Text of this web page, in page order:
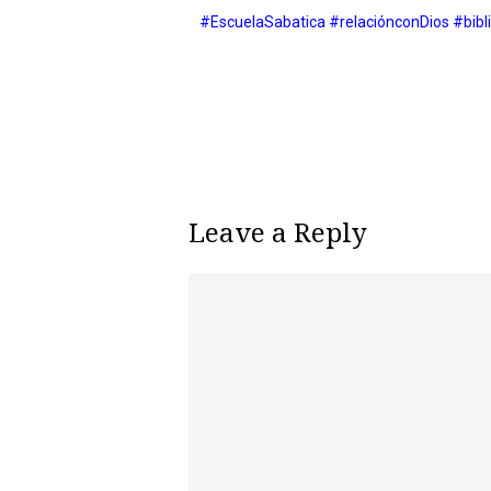
#EscuelaSabatica #relaciónconDios
Leave a Reply